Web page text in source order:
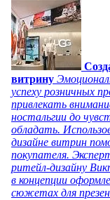
витрину
успеху розничных
привлекать
ностальгии до
обладать.
дизайне витрин
покупателя.
ритейл-дизайну
в концепции
сюжетах для